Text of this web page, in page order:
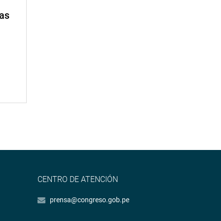
CENTRO DE ATENCIÓN
prensa@congreso.gob.pe